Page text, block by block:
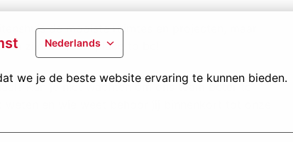
Nederlands
we je de beste website ervaring te kunnen bieden.
de mooiste ruimtes en projecten, maar
zijn we jouw place to be!
Kan je niet wachten om ons team beter te
en wie weet behoor jij binnenkort tot onze